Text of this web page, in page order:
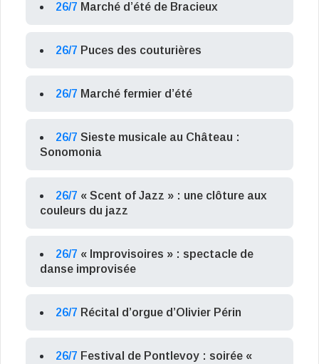
26/7 Marché d’été de Bracieux
26/7 Puces des couturières
26/7 Marché fermier d’été
26/7 Sieste musicale au Château :
Sonomonia
26/7 « Scent of Jazz » : une clôture aux
couleurs du jazz
26/7 « Improvisoires » : spectacle de
danse improvisée
26/7 Récital d’orgue d’Olivier Périn
26/7 Festival de Pontlevoy : soirée «